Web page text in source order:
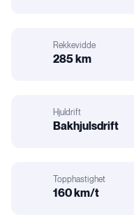
Rekkevidde
285 km
Hjuldrift
Bakhjulsdrift
Topphastighet
160 km/t